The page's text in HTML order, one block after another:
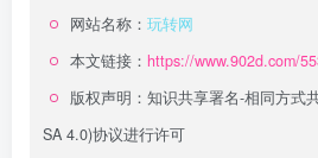
网站名称： 玩转网
本文链接： https://www.902d.com/
版权声明： 知识共享署名-相同方式
SA 4.0)协议进行许可